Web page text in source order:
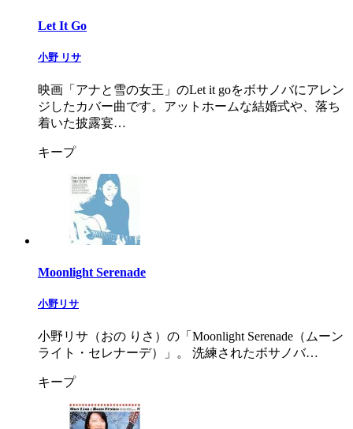
Let It Go
小野 リサ
映画「アナと雪の女王」のLet it goをボサノバにアレン
ジしたカバー曲です。アットホームな結婚式や、落ち
着いた披露宴…
キープ
Moonlight Serenade
小野リサ
小野リサ（おの りさ）の「Moonlight Serenade（ムーン
ライト・セレナーデ）」。 洗練されたボサノバ…
キープ